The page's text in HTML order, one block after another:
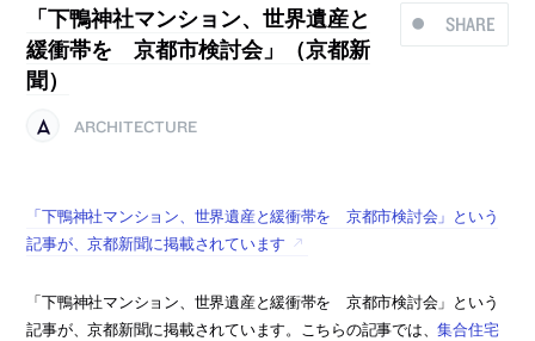
SHARE
「下鴨神社マンション、世界遺産と
緩衝帯を 京都市検討会」（京都新
聞）
ARCHITECTURE
「下鴨神社マンション、世界遺産と緩衝帯を 京都市検討会」という
記事が、京都新聞に掲載されています
「下鴨神社マンション、世界遺産と緩衝帯を 京都市検討会」という
記事が、京都新聞に掲載されています。こちらの記事では、集合住宅